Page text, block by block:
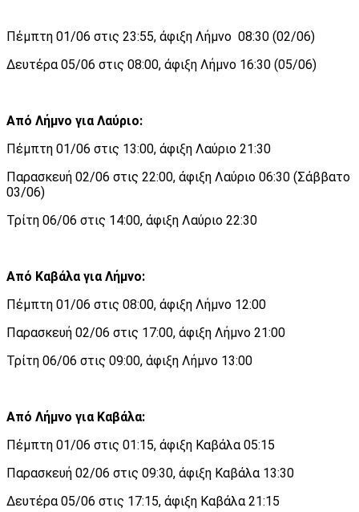
Πέμπτη 01/06 στις 23:55, άφιξη Λήμνο 08:30 (02/06)
Δευτέρα 05/06 στις 08:00, άφιξη Λήμνο 16:30 (05/06)
Από Λήμνο για Λαύριο:
Πέμπτη 01/06 στις 13:00, άφιξη Λαύριο 21:30
Παρασκευή 02/06 στις 22:00, άφιξη Λαύριο 06:30 (Σάββατο
03/06)
Τρίτη 06/06 στις 14:00, άφιξη Λαύριο 22:30
Από Καβάλα για Λήμνο:
Πέμπτη 01/06 στις 08:00, άφιξη Λήμνο 12:00
Παρασκευή 02/06 στις 17:00, άφιξη Λήμνο 21:00
Τρίτη 06/06 στις 09:00, άφιξη Λήμνο 13:00
Από Λήμνο για Καβάλα:
Πέμπτη 01/06 στις 01:15, άφιξη Καβάλα 05:15
Παρασκευή 02/06 στις 09:30, άφιξη Καβάλα 13:30
Δευτέρα 05/06 στις 17:15, άφιξη Καβάλα 21:15